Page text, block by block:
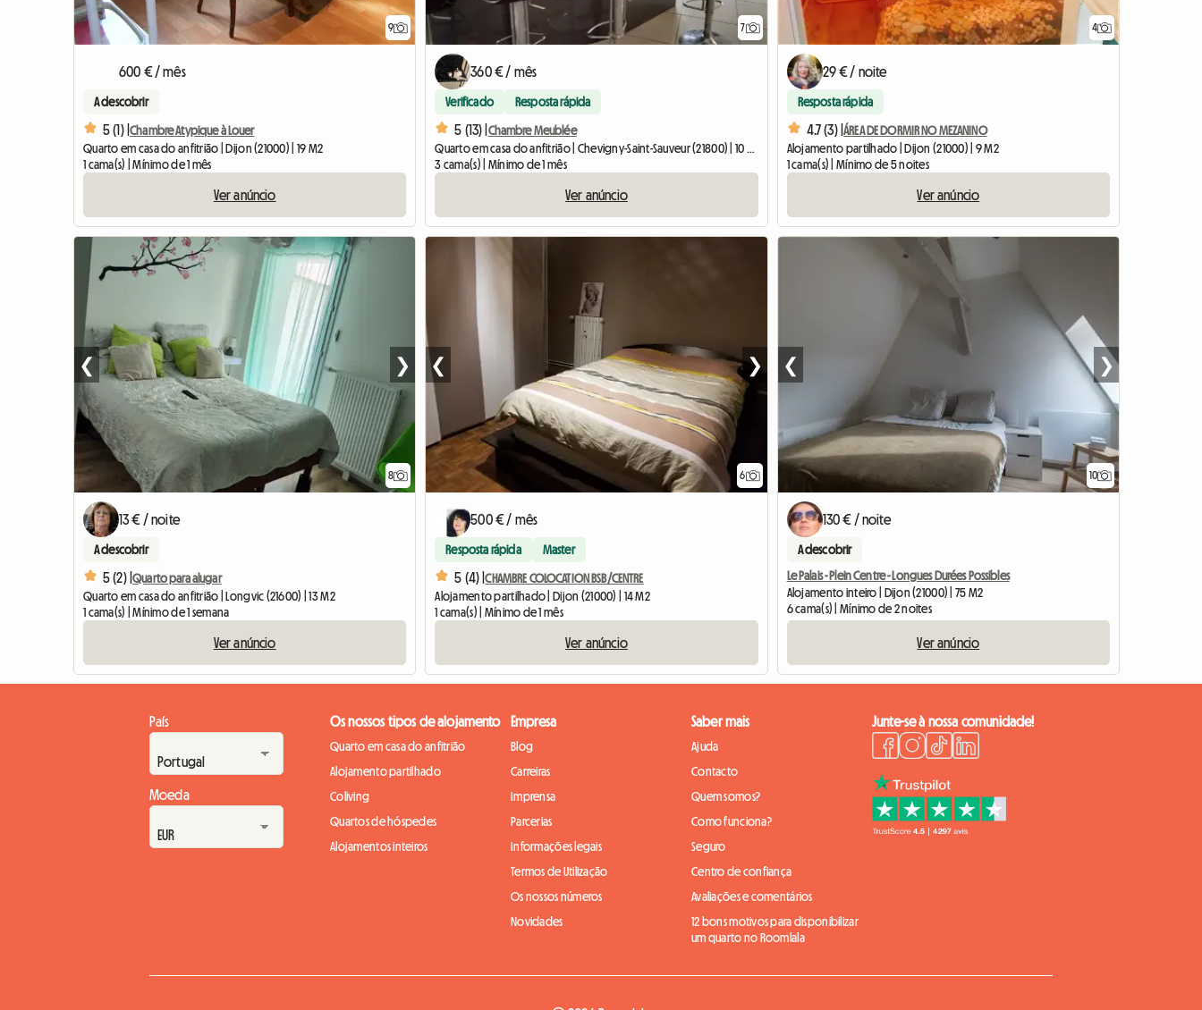
9
600 € / mês
A descobrir
5 (1) |Chambre Atypique à Louer
Quarto em casa do anfitrião | Dijon (21000) | 19 M2
1 cama(s) | Mínimo de 1 mês
Ver anúncio
7
360 € / mês
Verificado Resposta rápida
5 (13) | Chambre Meublée
Quarto em casa do anfitrião | Chevigny-Saint-Sauveur (21800) | 10 M2
3 cama(s) | Mínimo de 1 mês
Ver anúncio
4
29 € / noite
Resposta rápida
4.7 (3) |ÁREA DE DORMIR NO MEZANINO
Alojamento partilhado | Dijon (21000) | 9 M2
1 cama(s) | Mínimo de 5 noites
Ver anúncio
8
❮ ❯
13 € / noite
A descobrir
5 (2) |Quarto para alugar
Quarto em casa do anfitrião | Longvic (21600) | 13 M2
1 cama(s) | Mínimo de 1 semana
Ver anúncio
6
❮ ❯
500 € / mês
Resposta rápida Master
5 (4) |CHAMBRE COLOCATION BSB/CENTRE
Alojamento partilhado | Dijon (21000) | 14 M2
1 cama(s) | Mínimo de 1 mês
Ver anúncio
10
❮ ❯
130 € / noite
A descobrir
Le Palais - Plein Centre - Longues Durées Possibles
Alojamento inteiro | Dijon (21000) | 75 M2
6 cama(s) | Mínimo de 2 noites
Ver anúncio
País
Moeda
Os nossos tipos de alojamento
Quarto em casa do anfitrião
Alojamento partilhado
Coliving
Quartos de hóspedes
Alojamentos inteiros
Empresa
Blog
Carreiras
Imprensa
Parcerias
Informações legais
Termos de Utilização
Os nossos números
Novidades
Saber mais
Ajuda
Contacto
Quem somos?
Como funciona?
Seguro
Centro de confiança
Avaliações e comentários
12 bons motivos para disponibilizar
um quarto no Roomlala
Junte-se à nossa comunidade!